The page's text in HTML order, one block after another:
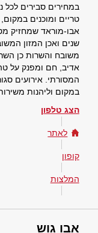
במחירים סבירים לכל
טריים ומוכנים
שנים ואכן המזון
משובח והשרות כן
אדיב, חם ומפנק על
המסורתי. אירועים
במקום וליהנות
הצג טלפון
לאתר
קופון
המלצות
אבו גוש